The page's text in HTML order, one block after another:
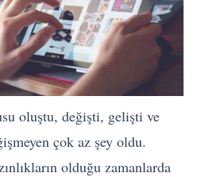
oluştu, değişti, gelişti ve
çok az şey oldu.
olduğu zamanlarda